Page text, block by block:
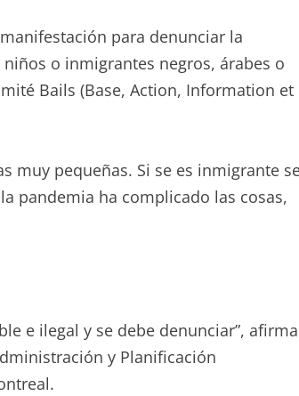
para denunciar la
o inmigrantes negros, árabes o
Bails (Base, Action, Information et
muy pequeñas. Si se es inmigrante
pandemia ha complicado las cosas,
e ilegal y se debe denunciar”, afirma
y Planificación